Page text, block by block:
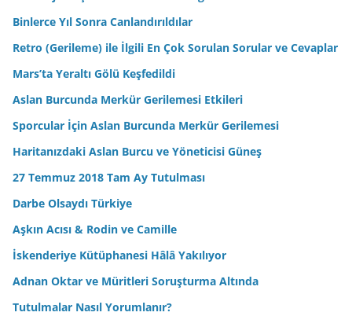
Binlerce Yıl Sonra Canlandırıldılar
Retro (Gerileme) ile İlgili En Çok Sorulan Sorular ve Cevaplar
Mars’ta Yeraltı Gölü Keşfedildi
Aslan Burcunda Merkür Gerilemesi Etkileri
Sporcular İçin Aslan Burcunda Merkür Gerilemesi
Haritanızdaki Aslan Burcu ve Yöneticisi Güneş
27 Temmuz 2018 Tam Ay Tutulması
Darbe Olsaydı Türkiye
Aşkın Acısı & Rodin ve Camille
İskenderiye Kütüphanesi Hâlâ Yakılıyor
Adnan Oktar ve Müritleri Soruşturma Altında
Tutulmalar Nasıl Yorumlanır?